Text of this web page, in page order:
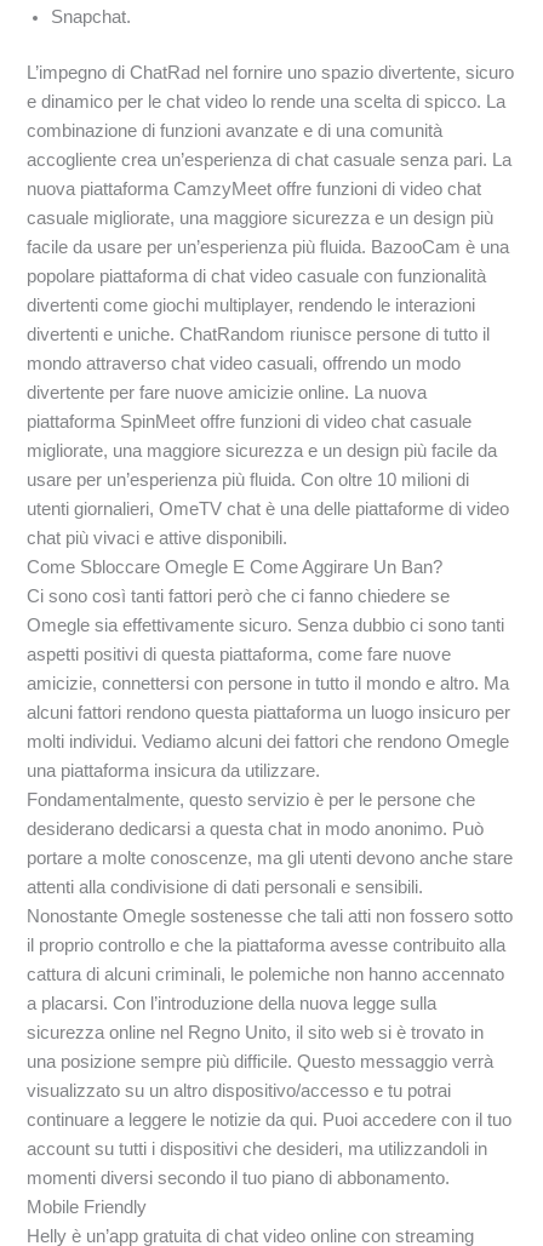
Snapchat.
L’impegno di ChatRad nel fornire uno spazio divertente, sicuro
e dinamico per le chat video lo rende una scelta di spicco. La
combinazione di funzioni avanzate e di una comunità
accogliente crea un’esperienza di chat casuale senza pari. La
nuova piattaforma CamzyMeet offre funzioni di video chat
casuale migliorate, una maggiore sicurezza e un design più
facile da usare per un’esperienza più fluida. BazooCam è una
popolare piattaforma di chat video casuale con funzionalità
divertenti come giochi multiplayer, rendendo le interazioni
divertenti e uniche. ChatRandom riunisce persone di tutto il
mondo attraverso chat video casuali, offrendo un modo
divertente per fare nuove amicizie online. La nuova
piattaforma SpinMeet offre funzioni di video chat casuale
migliorate, una maggiore sicurezza e un design più facile da
usare per un’esperienza più fluida. Con oltre 10 milioni di
utenti giornalieri, OmeTV chat è una delle piattaforme di video
chat più vivaci e attive disponibili.
Come Sbloccare Omegle E Come Aggirare Un Ban?
Ci sono così tanti fattori però che ci fanno chiedere se
Omegle sia effettivamente sicuro. Senza dubbio ci sono tanti
aspetti positivi di questa piattaforma, come fare nuove
amicizie, connettersi con persone in tutto il mondo e altro. Ma
alcuni fattori rendono questa piattaforma un luogo insicuro per
molti individui. Vediamo alcuni dei fattori che rendono Omegle
una piattaforma insicura da utilizzare.
Fondamentalmente, questo servizio è per le persone che
desiderano dedicarsi a questa chat in modo anonimo. Può
portare a molte conoscenze, ma gli utenti devono anche stare
attenti alla condivisione di dati personali e sensibili.
Nonostante Omegle sostenesse che tali atti non fossero sotto
il proprio controllo e che la piattaforma avesse contribuito alla
cattura di alcuni criminali, le polemiche non hanno accennato
a placarsi. Con l’introduzione della nuova legge sulla
sicurezza online nel Regno Unito, il sito web si è trovato in
una posizione sempre più difficile. Questo messaggio verrà
visualizzato su un altro dispositivo/accesso e tu potrai
continuare a leggere le notizie da qui. Puoi accedere con il tuo
account su tutti i dispositivi che desideri, ma utilizzandoli in
momenti diversi secondo il tuo piano di abbonamento.
Mobile Friendly
Helly è un’app gratuita di chat video online con streaming